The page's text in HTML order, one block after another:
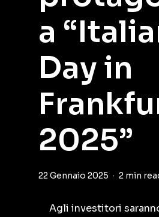
a
Day in
2025”
22 Gennaio 2025 2 min
Agli investitori